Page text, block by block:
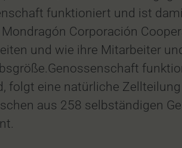
funktioniert und ist
Corporación
und wie ihre Mitarbeiter
eine natürliche
aus 258 selbständigen